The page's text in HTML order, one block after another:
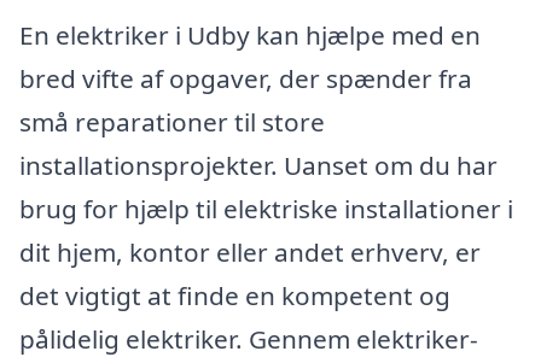
En elektriker i Udby kan hjælpe med en
bred vifte af opgaver, der spænder fra
små reparationer til store
installationsprojekter. Uanset om du har
brug for hjælp til elektriske installationer i
dit hjem, kontor eller andet erhverv, er
det vigtigt at finde en kompetent og
pålidelig elektriker. Gennem elektriker-